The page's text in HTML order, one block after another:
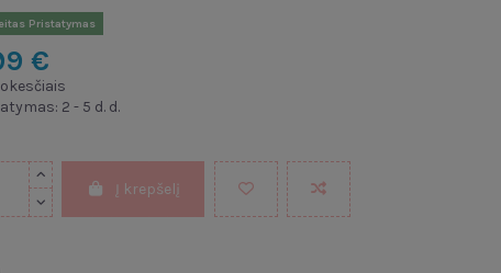
Pristatymas
€
2 - 5 d. d.
Į krepšelį